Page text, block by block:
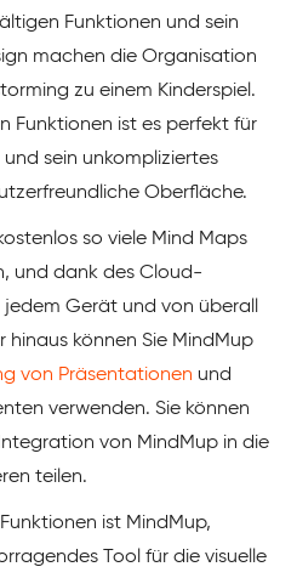
Funktionen und sein
machen die Organisation
zu einem Kinderspiel.
Funktionen ist es perfekt für
sein unkompliziertes
Oberfläche.
so viele Mind Maps
und dank des Cloud-
Gerät und von überall
können Sie MindMup
von Präsentationen und
verwenden. Sie können
von MindMup in die
teilen.
ist MindMup,
Tool für die visuelle